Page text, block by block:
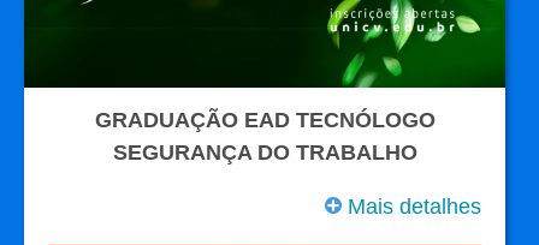
GRADUAÇÃO EAD TECNÓLOGO
SEGURANÇA DO TRABALHO
Mais detalhes